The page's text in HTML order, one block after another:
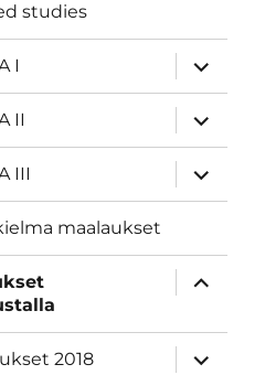
studies
I
näytä
II
näytä
III
näytä
maalaukset
näytä
2018
näytä